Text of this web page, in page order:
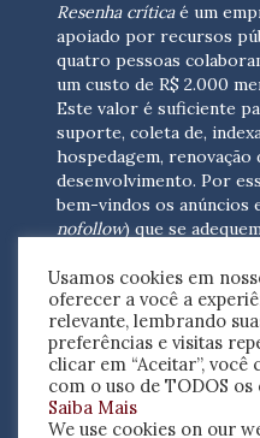
Resenha críticaé um
apoiado por recursos
quatro pessoas
um custo de R$ 2.000
Este valor é suficiente
suporte, coleta de,
hospedagem, renovação
desenvolvimento. Por
bem-vindos os anúncios
nofollow) que se
nós
FONTES E ACERVO
As resenhas, dossiês e
periódicos acadêmicos e
você tem interesse em
Usamos cookies em
oferecer a você a
relevante, lembrando
preferências e visitas
clicar em “Aceitar”, você
com o uso de TODOS os
Saiba Mais
We use cookies on our